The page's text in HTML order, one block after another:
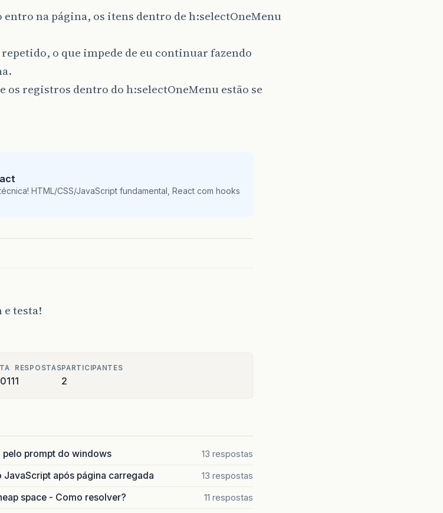
entro na página, os itens dentro de h:selectOneMenu
o que impede de eu continuar fazendo
os registros dentro do h:selectOneMenu estão se
HTML/CSS/JavaScript fundamental, React com hooks
e testa!
RESPOSTAS
1
PARTICIPANTES
2
pelo prompt do windows 13 respostas
JavaScript após página carregada 13 respostas
space - Como resolver? 11 respostas